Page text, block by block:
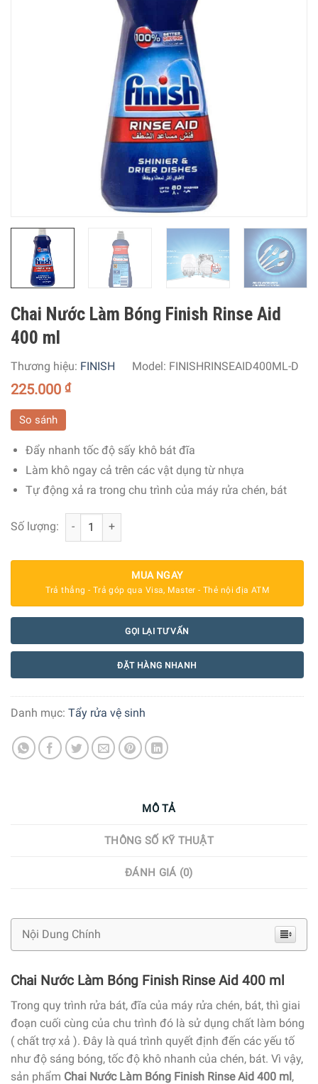
Chai Nước Làm Bóng Finish Rinse Aid
400 ml
Thương hiệu: FINISH Model: FINISHRINSEAID400ML-D
225.000 ₫
So sánh
Đẩy nhanh tốc độ sấy khô bát đĩa
Làm khô ngay cả trên các vật dụng từ nhựa
Tự động xả ra trong chu trình của máy rửa chén, bát
Số lượng: Chai Nước Làm Bóng Finish Rinse Aid 400 ml số lượng
MUA NGAY
Trả thẳng - Trả góp qua Visa, Master - Thẻ nội địa ATM
GỌI LẠI TƯ VẤN
ĐẶT HÀNG NHANH
Danh mục: Tẩy rửa vệ sinh
MÔ TẢ
THÔNG SỐ KỸ THUẬT
ĐÁNH GIÁ (0)
Nội Dung Chính
Chai Nước Làm Bóng Finish Rinse Aid 400 ml
Trong quy trình rửa bát, đĩa của máy rửa chén, bát, thì giai
đoạn cuối cùng của chu trình đó là sử dụng chất làm bóng
( chất trợ xả ). Đây là quá trình quyết định đến các yếu tố
như độ sáng bóng, tốc độ khô nhanh của chén, bát. Vì vậy,
sản phẩm Chai Nước Làm Bóng Finish Rinse Aid 400 ml,